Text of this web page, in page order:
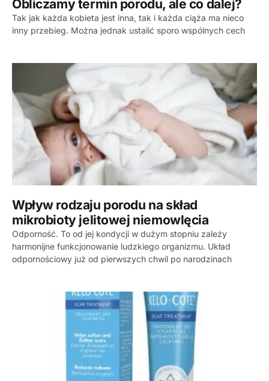
Obliczamy termin porodu, ale co dalej?
Tak jak każda kobieta jest inna, tak i każda ciąża ma nieco
inny przebieg. Można jednak ustalić sporo wspólnych cech
Wpływ rodzaju porodu na skład
mikrobioty jelitowej niemowlęcia
Odporność. To od jej kondycji w dużym stopniu zależy
harmonijne funkcjonowanie ludzkiego organizmu. Układ
odpornościowy już od pierwszych chwil po narodzinach